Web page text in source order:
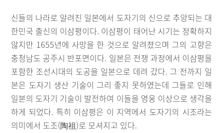
신들의 나라로 알려진 일본에서 도자기의 신으로 추앙되는 대
한민국 출신의 이삼평이다. 이삼평이 태어난 시기는 정확하지
않지만 1655년에 사망을 한 것으로 알려졌으며 그의 고향은
충청남도 공주시 반포면이다. 일본은 전쟁 과정에서 이삼평을
포함한 조선시대의 도공을 일본으로 데려 갔다. 그 전까지 일
본은 도자기 생산 기술이 그리 좋지 못하였는데 그들로 인해
일본의 도자기 기술이 발전하여 이들을 영웅 이상으로 생각을
하게 되었다. 특히 이삼평은 이 지역에서 도자기의 시조라는
의미에서 도조(陶祖)로 모셔지고 있다.